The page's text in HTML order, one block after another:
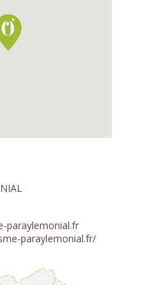
paraylemonial.fr
paraylemonial.fr/